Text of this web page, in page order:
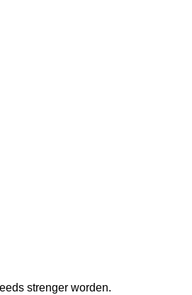
strenger worden.